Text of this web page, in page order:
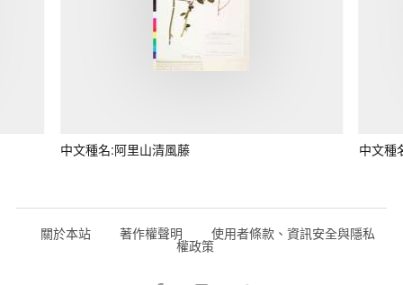
中文種名:阿里山清風藤 中文種
關於本站 著作權聲明 使用者條款、資訊安全與隱私
權政策